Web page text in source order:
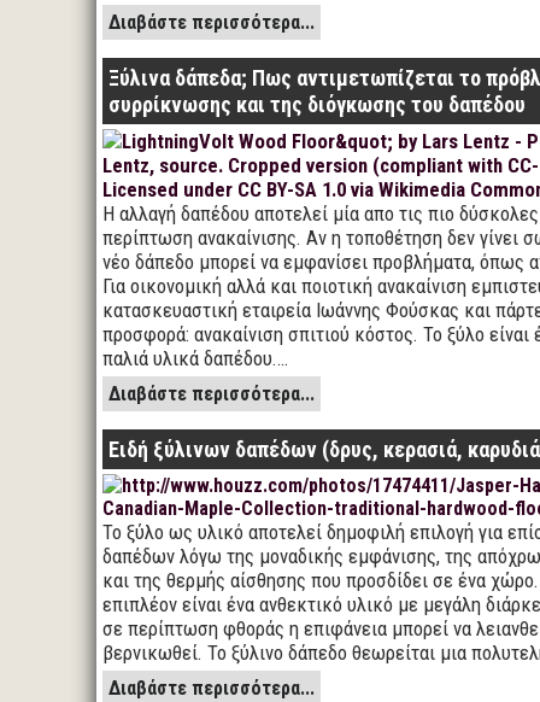
Διαβάστε περισσότερα...
Ξύλινα δάπεδα; Πως αντιμετωπίζεται το
συρρίκνωσης και της διόγκωσης του δαπέδου
Η αλλαγή δαπέδου αποτελεί μία απο τις πιο
περίπτωση ανακαίνισης. Αν η τοποθέτηση δεν γίνει
νέο δάπεδο μπορεί να εμφανίσει προβλήματα, όπως
Για οικονομική αλλά και ποιοτική ανακαίνιση
κατασκευαστική εταιρεία Ιωάννης Φούσκας και
προσφορά: ανακαίνιση σπιτιού κόστος. Το ξύλο είναι
παλιά υλικά δαπέδου.…
Διαβάστε περισσότερα...
Ειδή ξύλινων δαπέδων (δρυς, κερασιά,
Το ξύλο ως υλικό αποτελεί δημοφιλή επιλογή για
δαπέδων λόγω της μοναδικής εμφάνισης, της
και της θερμής αίσθησης που προσδίδει σε ένα
επιπλέον είναι ένα ανθεκτικό υλικό με μεγάλη
σε περίπτωση φθοράς η επιφάνεια μπορεί να
βερνικωθεί. Το ξύλινο δάπεδο θεωρείται μια
Διαβάστε περισσότερα...